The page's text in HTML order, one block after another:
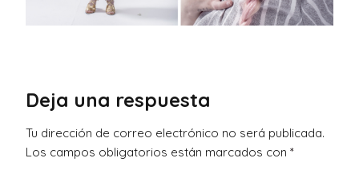
Deja una respuesta
Tu dirección de correo electrónico no será publicada.
Los campos obligatorios están marcados con *